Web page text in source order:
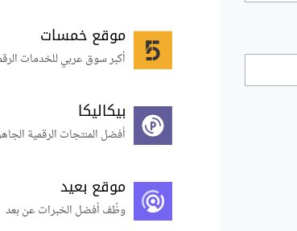
موقع خمسات
أكبر سوق عربي للخدمات
بيكاليكا
أفضل المنتجات الرقمية
موقع بعيد
وظّف أفضل الخبرات عن بعد